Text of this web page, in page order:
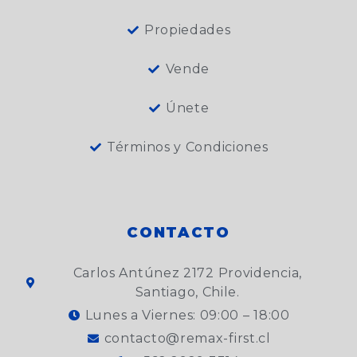
Propiedades
Vende
Únete
Términos y Condiciones
CONTACTO
Carlos Antúnez 2172 Providencia,
Santiago, Chile.
Lunes a Viernes: 09:00 – 18:00
contacto@remax-first.cl